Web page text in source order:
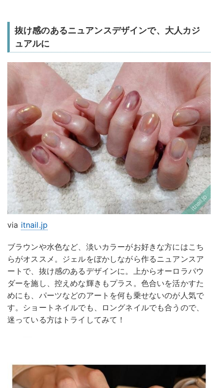
抜け感のあるニュアンスデザインで、大人カジ
ュアルに
via itnail.jp
ブラウンや水色など、淡いカラーがお好きな方にはこち
らがオススメ。ジェルをぼかしながら作るニュアンスア
ートで、抜け感のあるデザインに。上からオーロラパウ
ダーを施し、控えめな輝きもプラス。色合いを活かすた
めにも、パーツなどのアートを何も乗せないのが人気で
す。ショートネイルでも、ロングネイルでも合うので、
迷っている方はトライしてみて！